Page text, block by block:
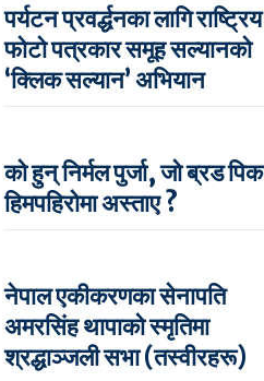
पर्यटन प्रवर्द्धनका लागि राष्ट्रिय
फोटो पत्रकार समूह सल्यानको
‘क्लिक सल्यान’ अभियान
को हुन् निर्मल पुर्जा, जो ब्रड पिक
हिमपहिरोमा अस्ताए ?
नेपाल एकीकरणका सेनापति
अमरसिंह थापाको स्मृतिमा
श्रद्धाञ्जली सभा (तस्वीरहरू)